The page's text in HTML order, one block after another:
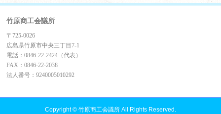
竹原商工会議所
〒725-0026
広島県竹原市中央三丁目7-1
電話：0846-22-2424（代表）
FAX：0846-22-2038
法人番号：9240005010292
Copyright © 竹原商工会議所All Rights Reserved.